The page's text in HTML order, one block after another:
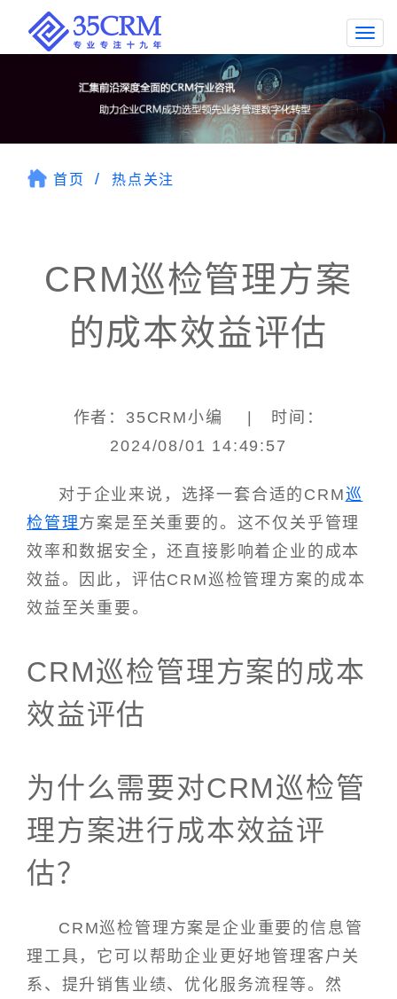
首页 热点关注
CRM巡检管理方案
的成本效益评估
作者：35CRM小编 | 时间：
2024/08/01 14:49:57
对于企业来说，选择一套合适的CRM巡
检管理方案是至关重要的。这不仅关乎管理
效率和数据安全，还直接影响着企业的成本
效益。因此，评估CRM巡检管理方案的成本
效益至关重要。
CRM巡检管理方案的成本
效益评估
为什么需要对CRM巡检管
理方案进行成本效益评
估？
CRM巡检管理方案是企业重要的信息管
理工具，它可以帮助企业更好地管理客户关
系、提升销售业绩、优化服务流程等。然